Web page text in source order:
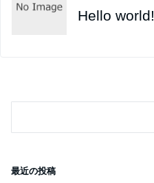
Hello world!
最近の投稿